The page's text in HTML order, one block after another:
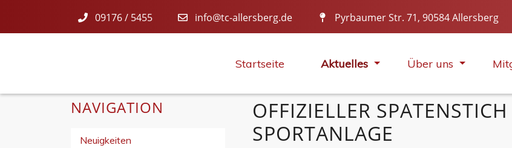
09176 / 5455 info@tc-allersberg.de Pyrbaumer Str. 71, 90584 Allersberg
Startseite Aktuelles Über uns
VOLLES PROGRAMM
OFFIZIELLER
SPORTANLAGE
NAVIGATION
Neuigkeiten